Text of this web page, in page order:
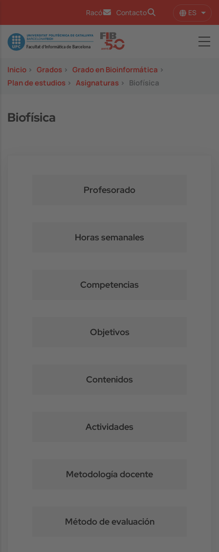
Racó Contacto ES
Image
Inicio > Grados > Grado en Bioinformática >
Plan de estudios > Asignaturas > Biofísica
Biofísica
Profesorado
Horas semanales
Competencias
Objetivos
Contenidos
Actividades
Metodología docente
Método de evaluación